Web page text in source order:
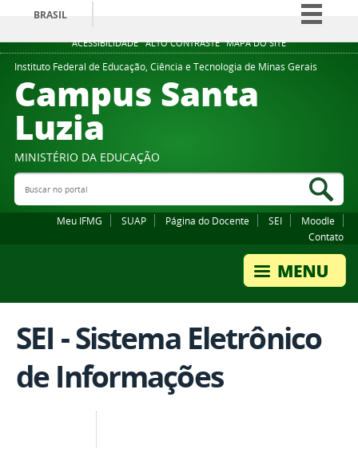
ACESSIBILIDADE ALTO CONTRASTE MAPA DO SITE
BRASIL
Simplifique!
Comunica BR
Participe
Instituto Federal de Educação, Ciência e Tecnologia de Minas Gerais
Campus Santa
Luzia
MINISTÉRIO DA EDUCAÇÃO
Buscar no portal
Meu IFMG SUAP Página do Docente SEI
Moodle
Contato
SEI - Sistema Eletrônico
de Informações